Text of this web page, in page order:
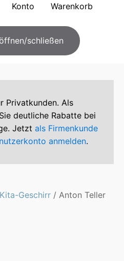
Konto Warenkorb
schließen
Privatkunden. Als
deutliche Rabatte bei
Jetzt als Firmenkunde
anmelden.
Kita-Geschirr / Anton Teller